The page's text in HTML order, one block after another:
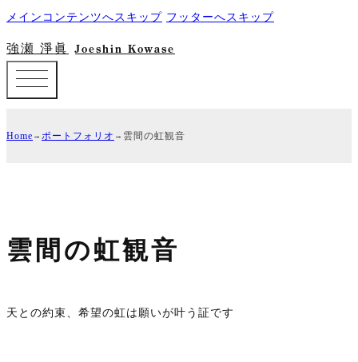
メインコンテンツへスキップ フッターへスキップ
強瀬 淨眞 Joeshin Kowase
Home ポートフォリオ 雲間の虹観音
雲間の虹観音
天との約束、希望の虹は願いが叶う証です